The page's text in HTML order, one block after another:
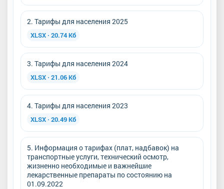
2. Тарифы для населения 2025
XLSX · 20.74 Кб
3. Тарифы для населения 2024
XLSX · 21.06 Кб
4. Тарифы для населения 2023
XLSX · 20.49 Кб
5. Информация о тарифах (плат, надбавок) на
транспортные услуги, технический осмотр,
жизненно необходимые и важнейшие
лекарственные препараты по состоянию на
01.09.2022